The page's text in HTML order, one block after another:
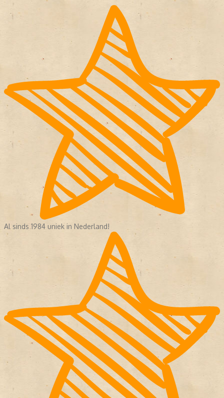
Al sinds 1984 uniek in Nederland!